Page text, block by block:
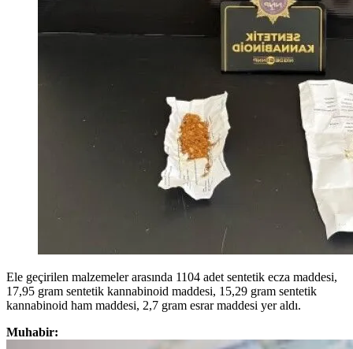
Ele geçirilen malzemeler arasında 1104 adet sentetik ecza maddesi,
17,95 gram sentetik kannabinoid maddesi, 15,29 gram sentetik
kannabinoid ham maddesi, 2,7 gram esrar maddesi yer aldı.
Muhabir: